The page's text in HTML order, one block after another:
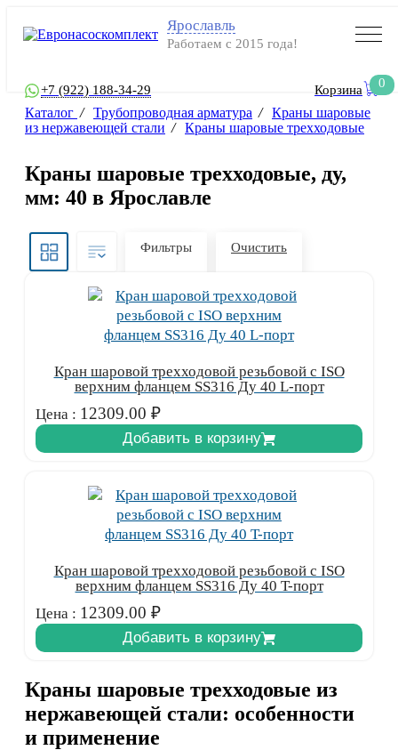
Ярославль
Работаем с 2015 года!
+7 (922) 188-34-29 Корзина
0
Каталог / Трубопроводная арматура / Краны шаровые
из нержавеющей стали / Краны шаровые трехходовые
Краны шаровые трехходовые, ду,
мм: 40 в Ярославле
Фильтры Очистить
Кран шаровой трехходовой резьбовой с ISO
верхним фланцем SS316 Ду 40 L-порт
Цена : 12309.00 ₽
Добавить в корзину
Кран шаровой трехходовой резьбовой с ISO
верхним фланцем SS316 Ду 40 T-порт
Цена : 12309.00 ₽
Добавить в корзину
Краны шаровые трехходовые из
нержавеющей стали: особенности
и применение